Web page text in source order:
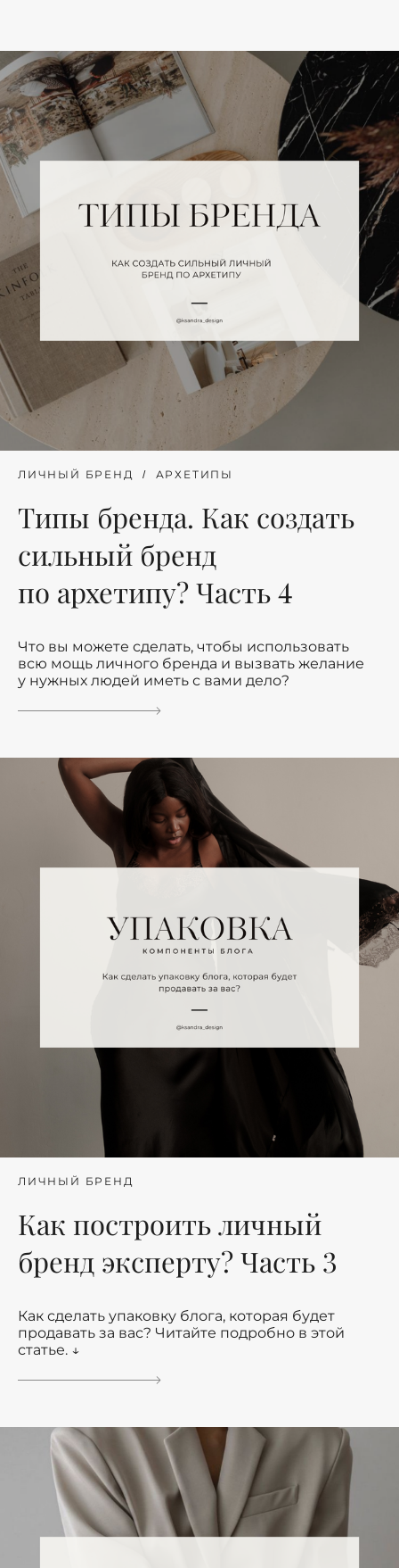
ЛИЧНЫЙ БРЕНД АРХЕТИПЫ
Типы бренда. Как создать
сильный бренд
по архетипу? Часть 4
Что вы можете сделать, чтобы использовать
всю мощь личного бренда и вызвать желание
у нужных людей иметь с вами дело?
ЛИЧНЫЙ БРЕНД
Как построить личный
бренд эксперту? Часть 3
Как сделать упаковку блога, которая будет
продавать за вас? Читайте подробно в этой
статье. ↓